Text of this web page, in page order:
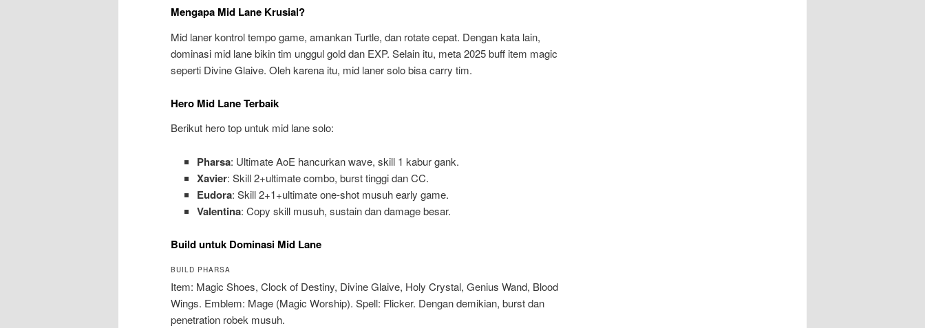
Mengapa Mid Lane Krusial?
Mid laner kontrol tempo game, amankan Turtle, dan rotate cepat. Dengan kata lain,
dominasi mid lane bikin tim unggul gold dan EXP. Selain itu, meta 2025 buff item magic
seperti Divine Glaive. Oleh karena itu, mid laner solo bisa carry tim.
Hero Mid Lane Terbaik
Berikut hero top untuk mid lane solo:
Pharsa: Ultimate AoE hancurkan wave, skill 1 kabur gank.
Xavier: Skill 2+ultimate combo, burst tinggi dan CC.
Eudora: Skill 2+1+ultimate one-shot musuh early game.
Valentina: Copy skill musuh, sustain dan damage besar.
Build untuk Dominasi Mid Lane
BUILD PHARSA
Item: Magic Shoes, Clock of Destiny, Divine Glaive, Holy Crystal, Genius Wand, Blood
Wings. Emblem: Mage (Magic Worship). Spell: Flicker. Dengan demikian, burst dan
penetration robek musuh.